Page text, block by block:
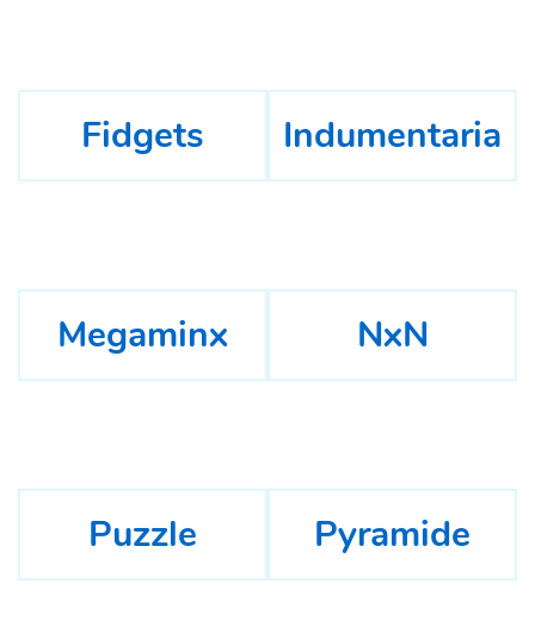
Fidgets Indumentaria
Megaminx NxN
Puzzle Pyramide